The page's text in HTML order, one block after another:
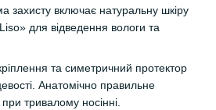
включає натуральну шкіру
для відведення вологи та
та симетричний протектор
Анатомічно правильне
тривалому носінні.